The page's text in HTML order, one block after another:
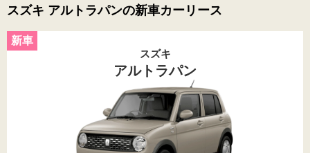
スズキ アルトラパンの新車カーリース
スズキ
アルトラパン